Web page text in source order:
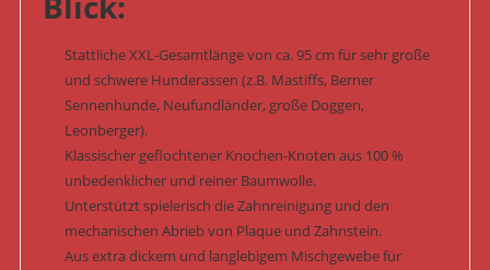
Stattliche XXL-Gesamtlänge von ca. 95 cm für sehr große
und schwere Hunderassen (z.B. Mastiffs, Berner
Sennenhunde, Neufundländer, große Doggen,
Leonberger).
Klassischer geflochtener Knochen-Knoten aus 100 %
unbedenklicher und reiner Baumwolle.
Unterstützt spielerisch die Zahnreinigung und den
mechanischen Abrieb von Plaque und Zahnstein.
Aus extra dickem und langlebigem Mischgewebe für